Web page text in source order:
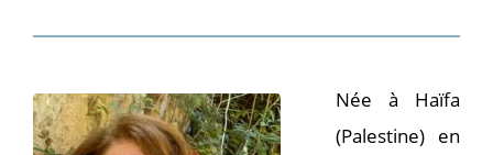
Née à Haïfa
(Palestine) en